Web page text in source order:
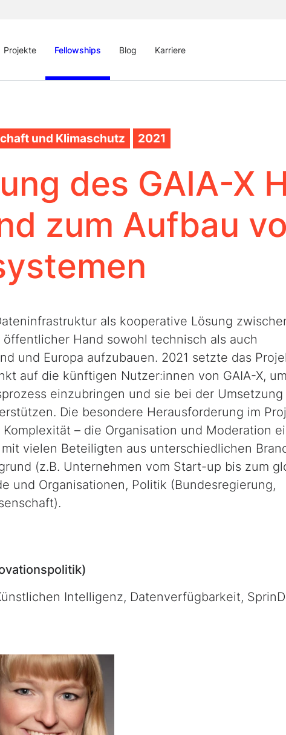
Projekte Fellowships Blog Karriere
und Klimaschutz 2021
des GAIA-X
zum Aufbau
als kooperative Lösung
Hand sowohl technisch als auch
und Europa aufzubauen. 2021 setzte das
auf die künftigen Nutzer:innen von GAIA-X,
einzubringen und sie bei der Umsetzung
Die besondere Herausforderung im
– die Organisation und Moderation
vielen Beteiligten aus unterschiedlichen
(z.B. Unternehmen vom Start-up bis zum
und Organisationen, Politik (Bundesregierung,
Intelligenz, Datenverfügbarkeit,